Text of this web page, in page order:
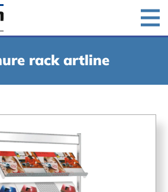
Contact us
rack artline